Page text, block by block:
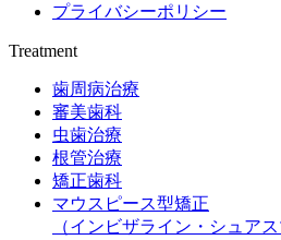
プライバシーポリシー
Treatment
歯周病治療
審美歯科
虫歯治療
根管治療
矯正歯科
マウスピース型矯正
（インビザライン・シュアス